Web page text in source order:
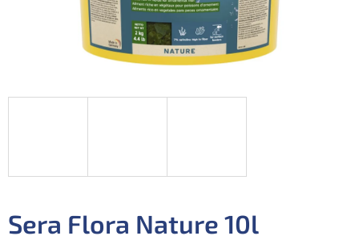
Sera Flora Nature 10l